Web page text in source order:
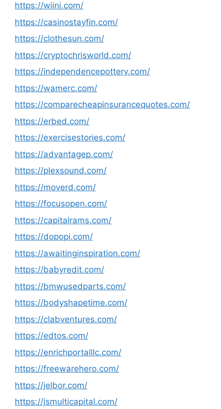
https://wiini.com/
https://casinostayfin.com/
https://clothesun.com/
https://cryptochrisworld.com/
https://independencepottery.com/
https://wamerc.com/
https://comparecheapinsurancequotes.com/
https://erbed.com/
https://exercisestories.com/
https://advantagep.com/
https://plexsound.com/
https://moverd.com/
https://focusopen.com/
https://capitalrams.com/
https://dopopi.com/
https://awaitinginspiration.com/
https://babyredit.com/
https://bmwusedparts.com/
https://bodyshapetime.com/
https://clabventures.com/
https://edtos.com/
https://enrichportalllc.com/
https://freewarehero.com/
https://jelbor.com/
https://jsmulticapital.com/